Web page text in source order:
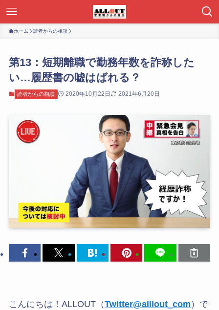
ホーム 読者からの相談
第13：短期離職で勤務年数を詐称した
い…履歴書の嘘はばれる？
読者からの相談 2020年10月22日 2021年6月20日
こんにちは！ALLOUT（Twitter@alllout_com ）で